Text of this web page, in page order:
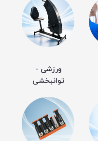
ورزشی -
توانبخشی